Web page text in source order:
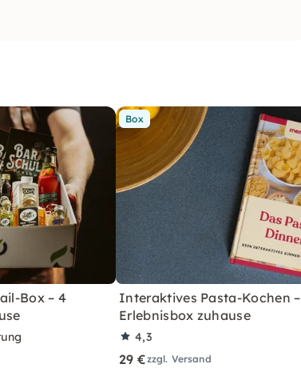
Box – 4
Box
Interaktives Pasta-Kochen –
Erlebnisbox zuhause
4,3
29 €zzgl. Versand